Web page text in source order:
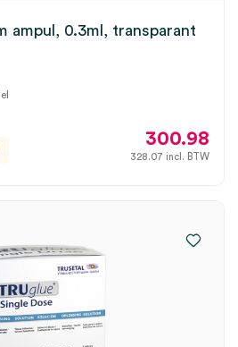
ampul, 0.3ml, transparant
300.98
328.07 incl. BTW